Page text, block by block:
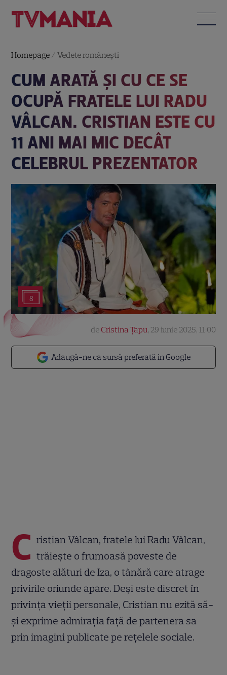
Homepage /Vedete româneşti
CUM ARATĂ ȘI CU CE SE
OCUPĂ FRATELE LUI RADU
VÂLCAN. CRISTIAN ESTE CU
11 ANI MAI MIC DECÂT
CELEBRUL PREZENTATOR
8
Adaugă-ne ca sursă preferată în Google
de Cristina Țapu, 29 iunie 2025, 11:00
C ristian Vâlcan, fratele lui Radu Vâlcan,
trăiește o frumoasă poveste de
dragoste alături de Iza, o tânără care atrage
privirile oriunde apare. Deși este discret în
privința vieții personale, Cristian nu ezită să-
și exprime admirația față de partenera sa
prin imagini publicate pe rețelele sociale.